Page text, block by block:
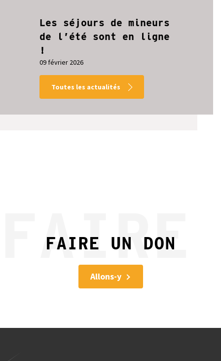
Les séjours de mineurs
de l’été sont en ligne
!
09 février 2026
Toutes les actualités
FAIRE UN DON
Allons-y